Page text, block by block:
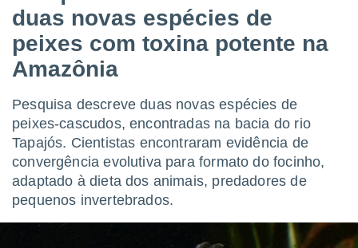
da
para
fornecidas
a este
das
e
forma
digital
duas novas espécies de
peixes com toxina potente na
Amazônia
Pesquisa descreve duas novas espécies de
peixes-cascudos, encontradas na bacia do rio
Tapajós. Cientistas encontraram evidência de
convergência evolutiva para formato do focinho,
adaptado à dieta dos animais, predadores de
pequenos invertebrados.